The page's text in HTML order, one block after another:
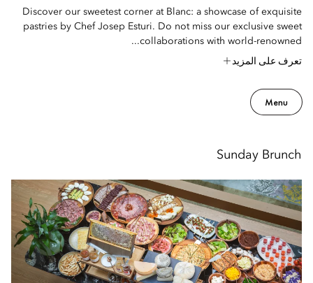
Discover our sweetest corner at Blanc: a showcase of exquisite
pastries by Chef Josep Esturi. Do not miss our exclusive sweet
collaborations with world-renowned...
تعرف على المزيد
Menu
Sunday Brunch